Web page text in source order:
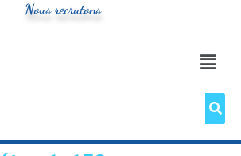
Nous recrutons